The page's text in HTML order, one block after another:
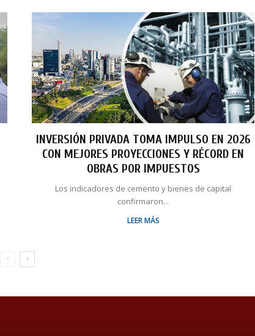
INVERSIÓN PRIVADA TOMA IMPULSO EN 2026
CON MEJORES PROYECCIONES Y RÉCORD EN
OBRAS POR IMPUESTOS
Los indicadores de cemento y bienes de capital
confirmaron...
LEER MÁS